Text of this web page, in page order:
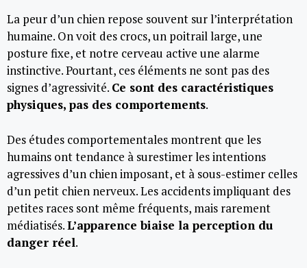
La peur d’un chien repose souvent sur l’interprétation
humaine. On voit des crocs, un poitrail large, une
posture fixe, et notre cerveau active une alarme
instinctive. Pourtant, ces éléments ne sont pas des
signes d’agressivité. Ce sont des caractéristiques
physiques, pas des comportements.
Des études comportementales montrent que les
humains ont tendance à surestimer les intentions
agressives d’un chien imposant, et à sous-estimer celles
d’un petit chien nerveux. Les accidents impliquant des
petites races sont même fréquents, mais rarement
médiatisés.L’apparence biaise la perception du
danger réel.